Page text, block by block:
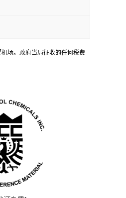
场。政府当局征收的任何税费